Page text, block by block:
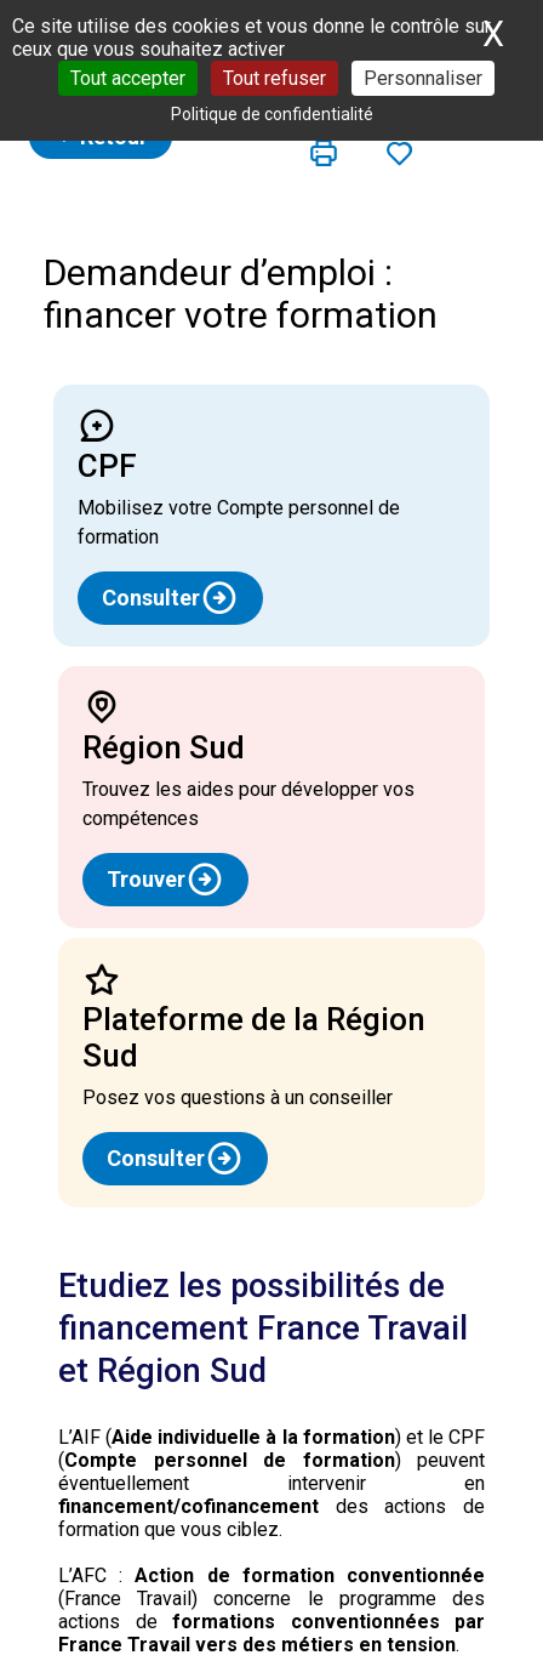
Panneau de gestion des cookies
Ce site utilise des cookies et vous donne le contrôle sur
ceux que vous souhaitez activer
Tout accepter
Tout refuser Personnaliser
Politique de confidentialité
X
Retour
Demandeur d’emploi :
financer votre formation
CPF
Mobilisez votre Compte personnel de
formation
Consulter
Région Sud
Trouvez les aides pour développer vos
compétences
Trouver
Plateforme de la Région
Sud
Posez vos questions à un conseiller
Consulter
Etudiez les possibilités de
financement France Travail
et Région Sud
L’AIF (Aide individuelle à la formation) et le CPF
(Compte personnel de formation) peuvent
éventuellement intervenir en
financement/cofinancement des actions de
formation que vous ciblez.
L’AFC :Action de formation conventionnée
(France Travail) concerne le programme des
actions de formations conventionnées par
France Travail vers des métiers en tension.